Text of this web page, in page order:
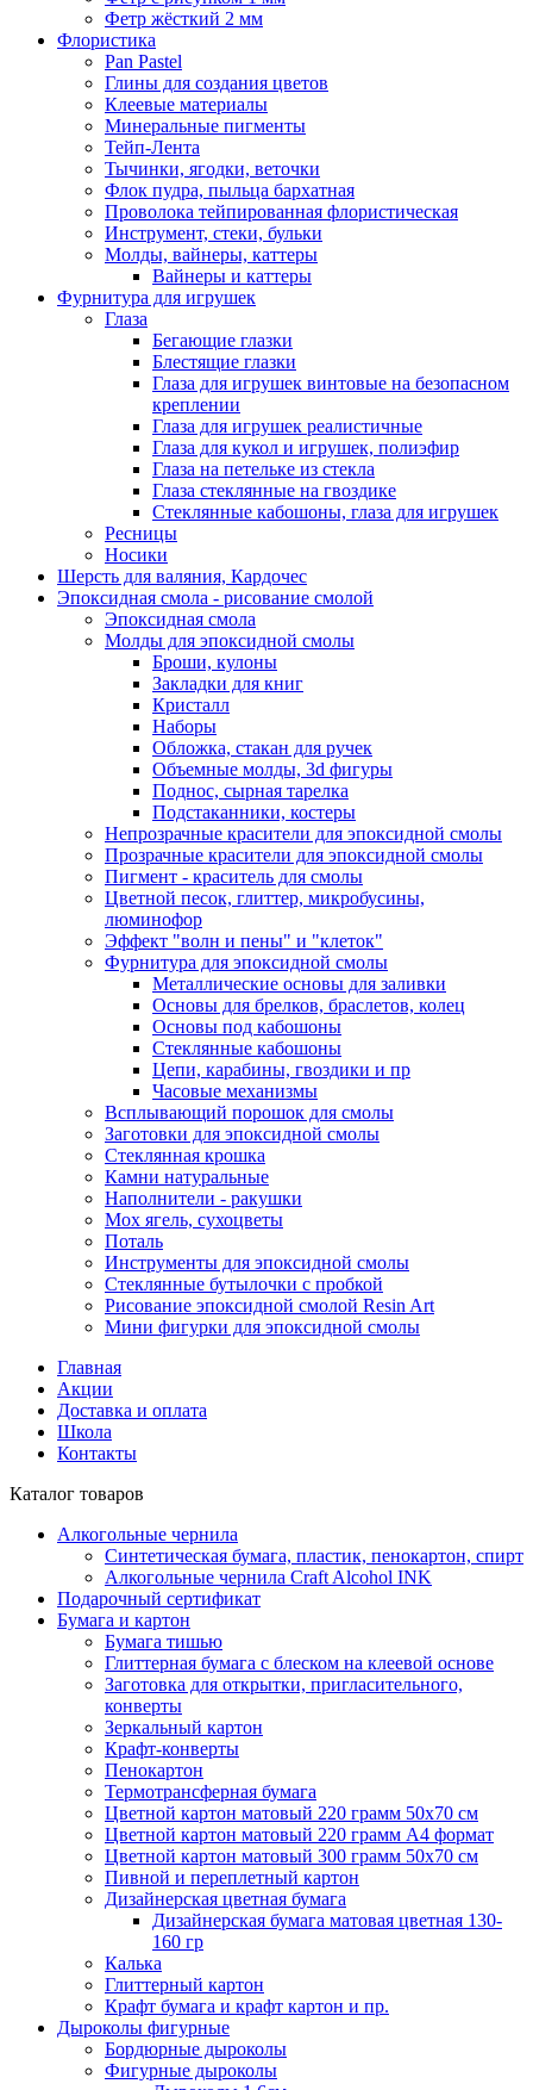
Фетр жёсткий 2 мм
Флористика
Pan Pastel
Глины для создания цветов
Клеевые материалы
Минеральные пигменты
Тейп-Лента
Тычинки, ягодки, веточки
Флок пудра, пыльца бархатная
Проволока тейпированная флористическая
Инструмент, стеки, бульки
Молды, вайнеры, каттеры
Вайнеры и каттеры
Фурнитура для игрушек
Глаза
Бегающие глазки
Блестящие глазки
Глаза для игрушек винтовые на безопасном
креплении
Глаза для игрушек реалистичные
Глаза для кукол и игрушек, полиэфир
Глаза на петельке из стекла
Глаза стеклянные на гвоздике
Стеклянные кабошоны, глаза для игрушек
Ресницы
Носики
Шерсть для валяния, Кардочес
Эпоксидная смола - рисование смолой
Эпоксидная смола
Молды для эпоксидной смолы
Броши, кулоны
Закладки для книг
Кристалл
Наборы
Обложка, стакан для ручек
Объемные молды, 3d фигуры
Поднос, сырная тарелка
Подстаканники, костеры
Непрозрачные красители для эпоксидной смолы
Прозрачные красители для эпоксидной смолы
Пигмент - краситель для смолы
Цветной песок, глиттер, микробусины,
люминофор
Эффект "волн и пены" и "клеток"
Фурнитура для эпоксидной смолы
Металлические основы для заливки
Основы для брелков, браслетов, колец
Основы под кабошоны
Стеклянные кабошоны
Цепи, карабины, гвоздики и пр
Часовые механизмы
Всплывающий порошок для смолы
Заготовки для эпоксидной смолы
Стеклянная крошка
Камни натуральные
Наполнители - ракушки
Мох ягель, сухоцветы
Поталь
Инструменты для эпоксидной смолы
Стеклянные бутылочки с пробкой
Рисование эпоксидной смолой Resin Art
Мини фигурки для эпоксидной смолы
Главная
Акции
Доставка и оплата
Школа
Контакты
Каталог товаров
Алкогольные чернила
Синтетическая бумага, пластик, пенокартон, спирт
Алкогольные чернила Craft Alcohol INK
Подарочный сертификат
Бумага и картон
Бумага тишью
Глиттерная бумага с блеском на клеевой основе
Заготовка для открытки, пригласительного,
конверты
Зеркальный картон
Крафт-конверты
Пенокартон
Термотрансферная бумага
Цветной картон матовый 220 грамм 50х70 см
Цветной картон матовый 220 грамм A4 формат
Цветной картон матовый 300 грамм 50х70 см
Пивной и переплетный картон
Дизайнерская цветная бумага
Дизайнерская бумага матовая цветная 130-
160 гр
Калька
Глиттерный картон
Крафт бумага и крафт картон и пр.
Дыроколы фигурные
Бордюрные дыроколы
Фигурные дыроколы